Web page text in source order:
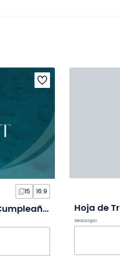
15 16:9
Diapositivas Minimalistas de Cumpleaños en Barco
Descargar